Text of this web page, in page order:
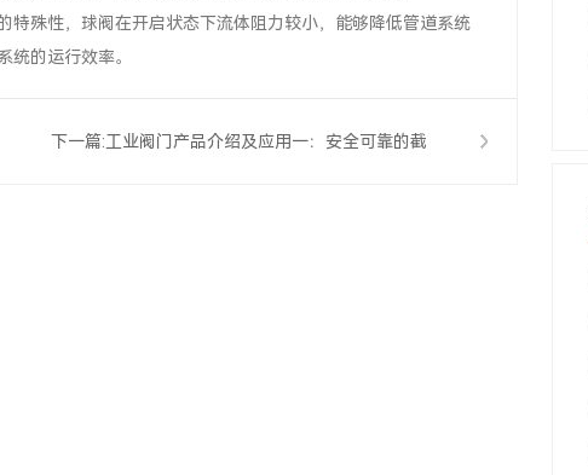
殊性，球阀在开启状态下流体阻力较小，能够降低管道系统
的运行效率。
下一篇:工业阀门产品介绍及应用一：安全可靠的截